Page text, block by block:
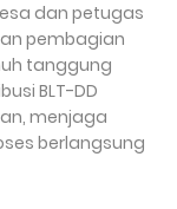
dan petugas
pembagian
tanggung
BLT-DD
menjaga
berlangsung